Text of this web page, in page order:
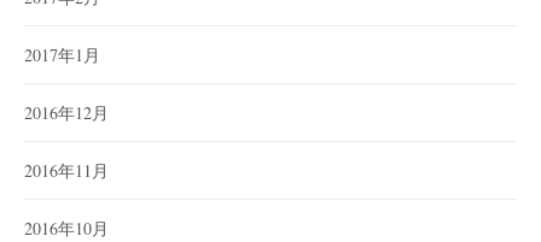
2017年1月
2016年12月
2016年11月
2016年10月